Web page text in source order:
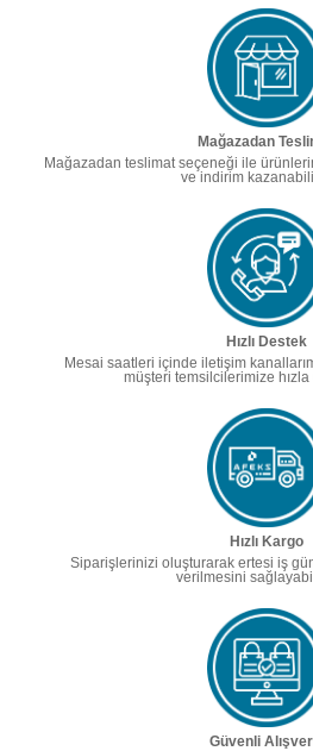
Mağazadan
Mağazadan teslimat seçeneği ile
ve indirim
Hızlı Destek
Mesai saatleri içinde iletişim
müşteri temsilcilerimize
Hızlı Kargo
Siparişlerinizi oluşturarak ertesi iş
verilmesini
Güvenli